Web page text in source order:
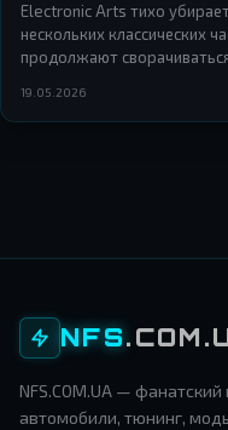
Electronic Arts тихо
нескольких классических
продолжают
19.05.2026
NFS
NFS.COM.UA —
автомобили, тюнинг,